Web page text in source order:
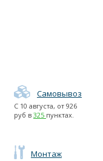
Самовывоз
С 10 августа, от 926
руб в 325 пунктах.
Монтаж